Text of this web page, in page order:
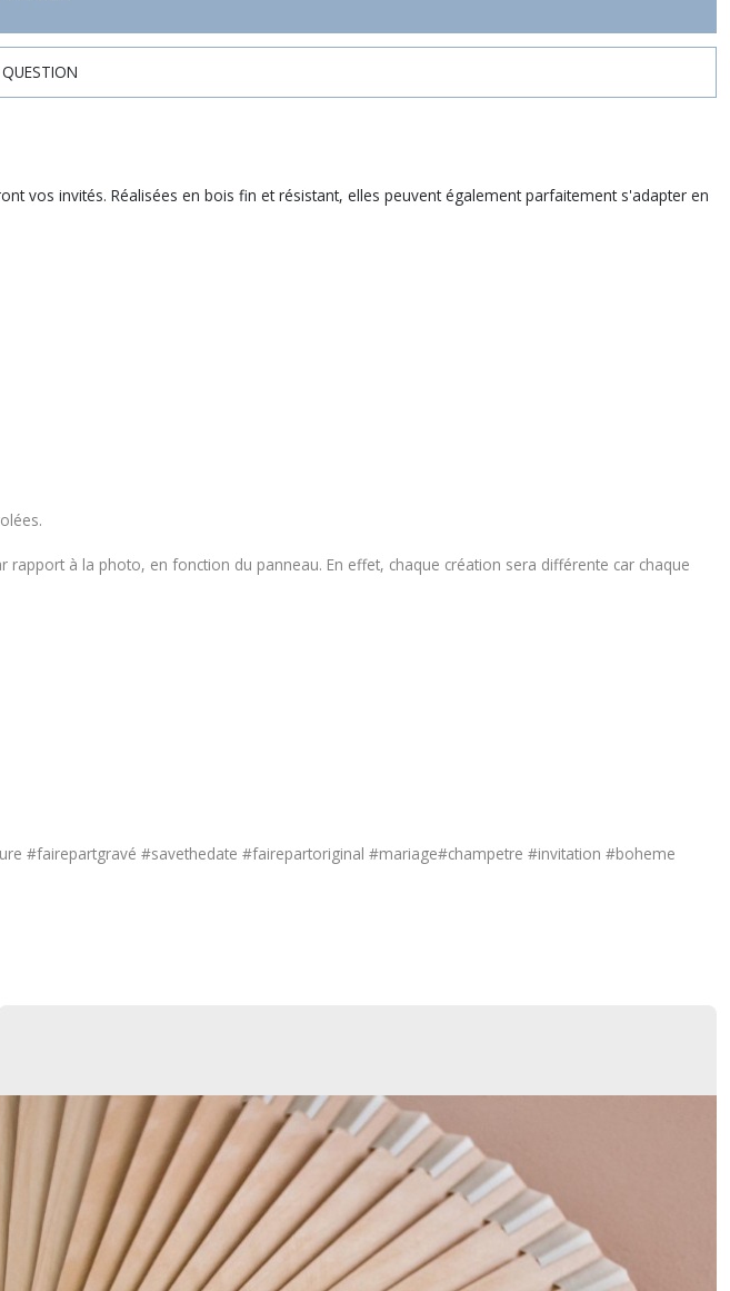
vos invités. Réalisées en bois fin et résistant, elles peuvent également parfaitement s'adapter en
à la photo, en fonction du panneau. En effet, chaque création sera différente car chaque
#fairepartgravé #savethedate #fairepartoriginal #mariage#champetre #invitation #boheme